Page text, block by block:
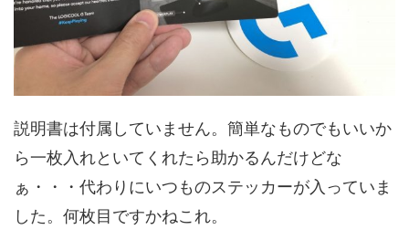
説明書は付属していません。簡単なものでもいいか
ら一枚入れといてくれたら助かるんだけどな
ぁ・・・代わりにいつものステッカーが入っていま
した。何枚目ですかねこれ。